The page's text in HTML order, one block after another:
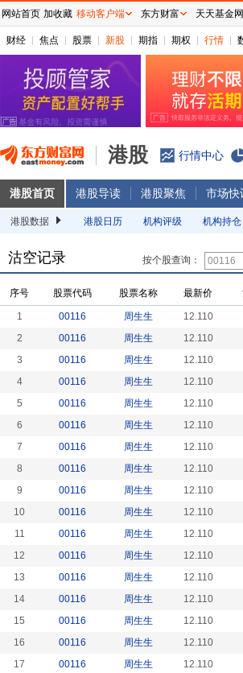
财经 焦点 股票 新股 期指 期权 行情
港股 行情中心
港股首页 港股导读 港股聚焦 市场快
港股数据 港股日历 机构评级 机构持仓
沽空记录 按个股查询：
序号 股票代码 股票名称 最新价
1 00116 周生生 12.110
2
00116 周生生 12.110
3
00116 周生生 12.110
4
00116 周生生 12.110
5
00116 周生生 12.110
6
00116 周生生 12.110
7
00116 周生生 12.110
8
00116 周生生 12.110
9
00116 周生生 12.110
10
00116 周生生 12.110
11
00116 周生生 12.110
12
00116 周生生 12.110
13
00116 周生生 12.110
14
00116 周生生 12.110
15
00116 周生生 12.110
16
00116 周生生 12.110
17
00116 周生生 12.110
网站首页 加收藏 移动客户端 东方财富 天天基金网